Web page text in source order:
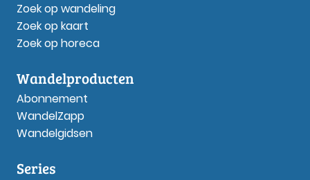
Zoek op wandeling
Zoek op kaart
Zoek op horeca
Wandelproducten
Abonnement
WandelZapp
Wandelgidsen
Series